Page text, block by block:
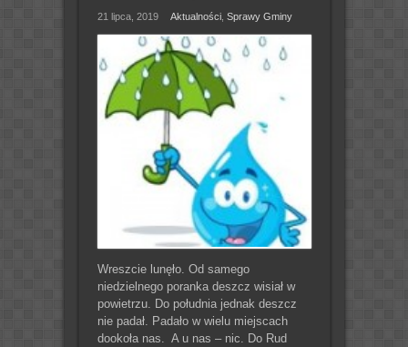
21 lipca, 2019 Aktualności, Sprawy Gminy
Wreszcie lunęło. Od samego
niedzielnego poranka deszcz wisiał w
powietrzu. Do południa jednak deszcz
nie padał. Padało w wielu miejscach
dookoła nas. A u nas – nic. Do Rud